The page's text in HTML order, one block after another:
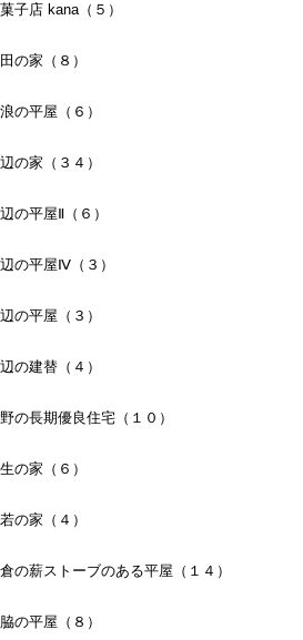
子店 kana（５）
の家（８）
の平屋（６）
の家（３４）
の平屋Ⅱ（６）
の平屋Ⅳ（３）
の平屋（３）
の建替（４）
の長期優良住宅（１０）
の家（６）
の家（４）
の薪ストーブのある平屋（１４）
の平屋（８）